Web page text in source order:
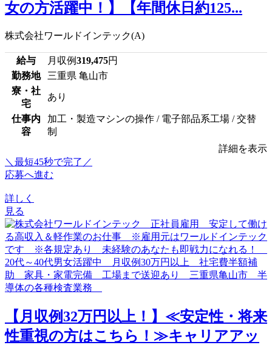
女の方活躍中！】【年間休日約125...
株式会社ワールドインテック(A)
給与 月収例319,475円
勤務地
三重県 亀山市
寮・社
宅
あり
仕事内
容
加工・製造マシンの操作 / 電子部品系工場 / 交替
制
詳細を表示
＼最短45秒で完了／
応募へ進む
詳しく
見る
【月収例32万円以上！】≪安定性・将来
性重視の方はこちら！≫キャリアアッ